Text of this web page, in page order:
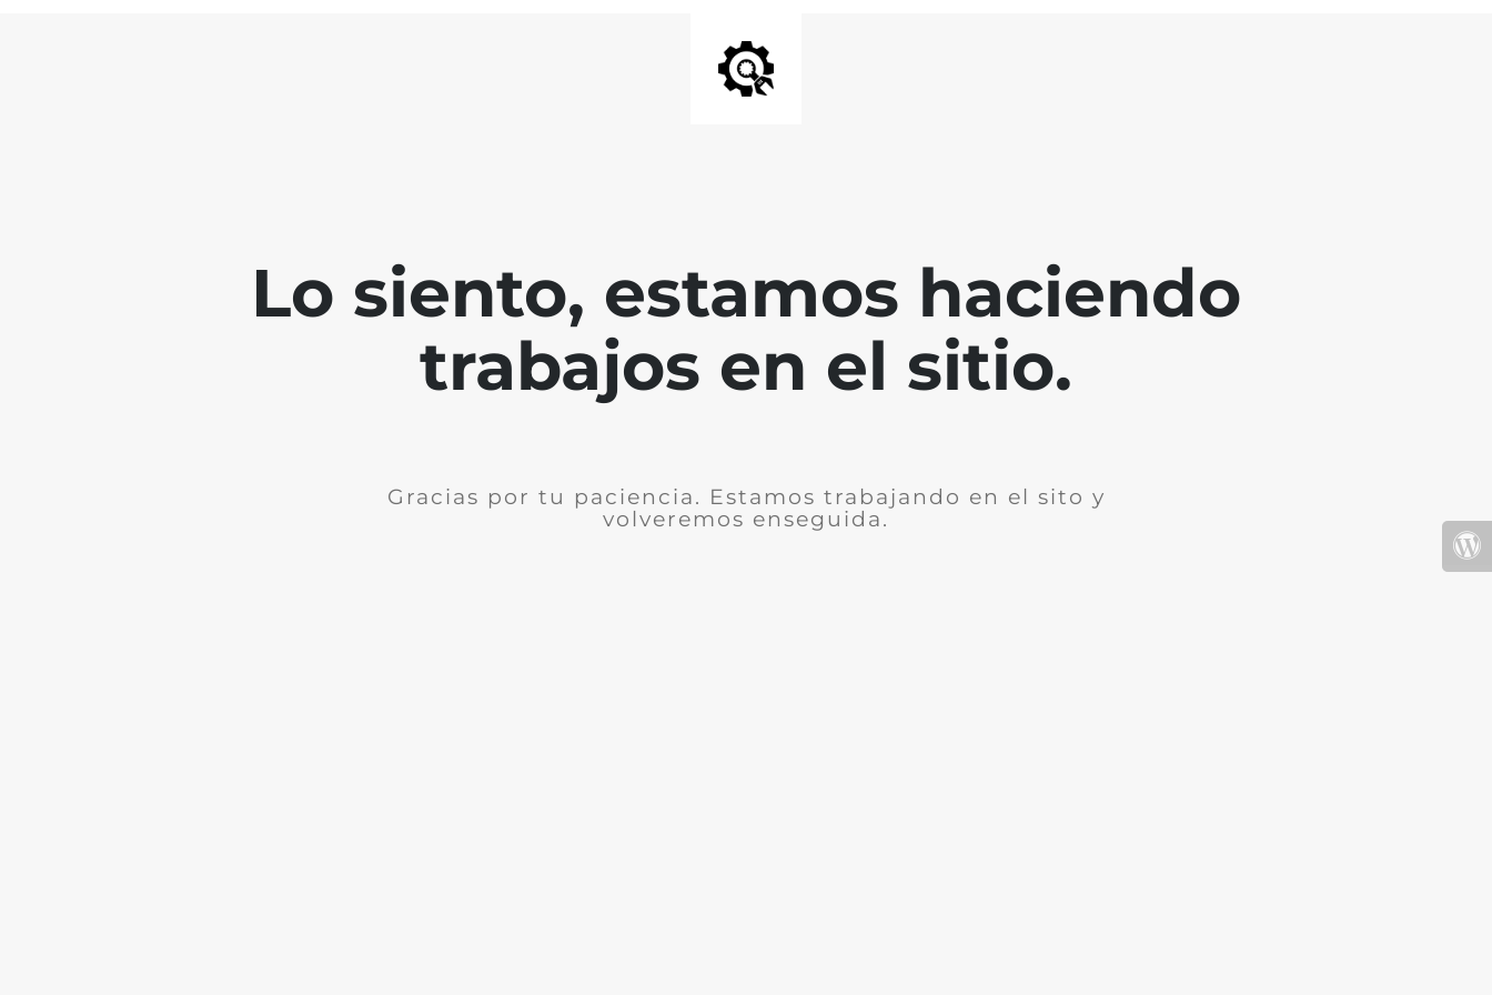
Lo siento, estamos haciendo
trabajos en el sitio.
Gracias por tu paciencia. Estamos trabajando en el sito y
volveremos enseguida.